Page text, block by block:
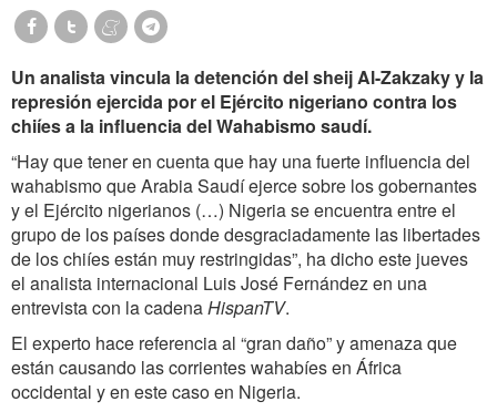
Un analista vincula la detención del sheij Al-Zakzaky y la
represión ejercida por el Ejército nigeriano contra los
chiíes a la influencia del Wahabismo saudí.
“Hay que tener en cuenta que hay una fuerte influencia del
wahabismo que Arabia Saudí ejerce sobre los gobernantes
y el Ejército nigerianos (…) Nigeria se encuentra entre el
grupo de los países donde desgraciadamente las libertades
de los chiíes están muy restringidas”, ha dicho este jueves
el analista internacional Luis José Fernández en una
entrevista con la cadenaHispanTV.
El experto hace referencia al “gran daño” y amenaza que
están causando las corrientes wahabíes en África
occidental y en este caso en Nigeria.